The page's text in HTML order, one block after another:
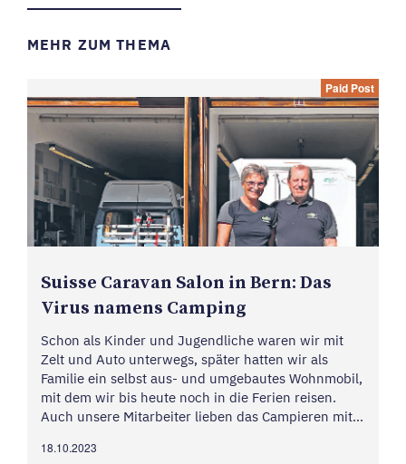
MEHR ZUM THEMA
Paid Post
Suisse Caravan Salon in Bern: Das
Virus namens Camping
Schon als Kinder und Jugendliche waren wir mit
Zelt und Auto unterwegs, später hatten wir als
Familie ein selbst aus- und umgebautes Wohnmobil,
mit dem wir bis heute noch in die Ferien reisen.
Auch unsere Mitarbeiter lieben das Campieren mit
Fahrzeugen. Vor 35 Jahren haben wir unsere Firma
18.10.2023